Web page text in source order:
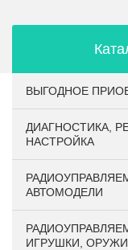
ВЫГОДНОЕ
ДИАГНОСТИКА,
НАСТРОЙКА
АВТОМОДЕЛИ
ИГРУШКИ,